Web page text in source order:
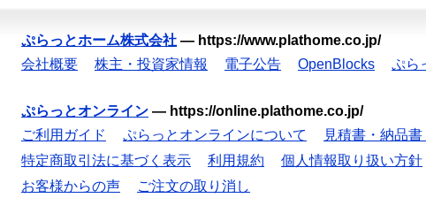
ぷらっとホーム株式会社 — https://www.plathome.co.jp/
会社概要
株主・投資家情報 電子公告 OpenBlocks ぷら
ぷらっとオンライン — https://online.plathome.co.jp/
ご利用ガイド
ぷらっとオンラインについて 見積書・納品
特定商取引法に基づく表示
利用規約 個人情報取り扱い方針
お客様からの声
ご注文の取り消し